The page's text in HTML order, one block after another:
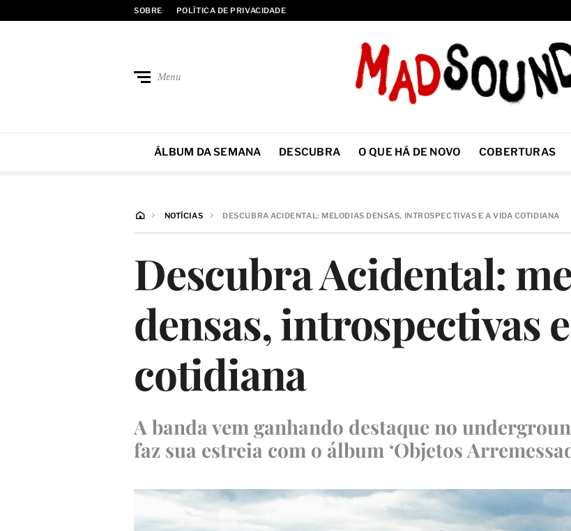
SOBRE POLÍTICA DE PRIVACIDADE
Menu
ÁLBUM DA SEMANA DESCUBRA O QUE HÁ DE NOVO COBERTURAS
NOTÍCIAS DESCUBRA ACIDENTAL: MELODIAS DENSAS, INTROSPECTIVAS E A VIDA COTIDIANA
Descubra Acidental:
densas, introspectivas
cotidiana
A banda vem ganhando destaque no
faz sua estreia com o álbum ‘Objetos